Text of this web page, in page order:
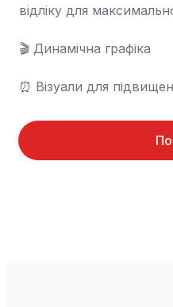
відліку для
🎬 Динамічна графіка
⏰ Візуали для